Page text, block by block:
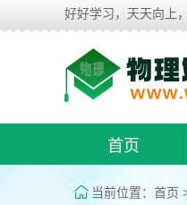
好好学习，天天向上
首页
当前位置： 首页